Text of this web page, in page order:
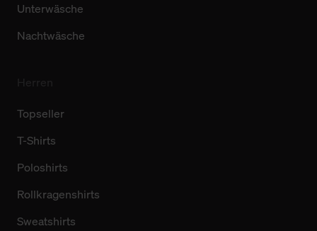
Unterwäsche
Nachtwäsche
Topseller
T-Shirts
Poloshirts
Rollkragenshirts
Sweatshirts